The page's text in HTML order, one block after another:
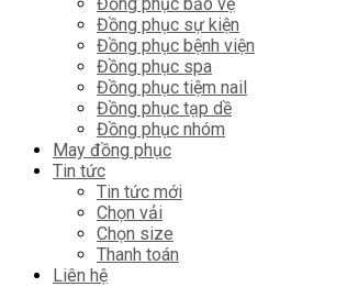
Đồng phục sự kiện
Đồng phục bệnh viện
Đồng phục spa
Đồng phục tiệm nail
Đồng phục tạp dề
Đồng phục nhóm
May đồng phục
Tin tức
Tin tức mới
Chọn vải
Chọn size
Thanh toán
Liên hệ